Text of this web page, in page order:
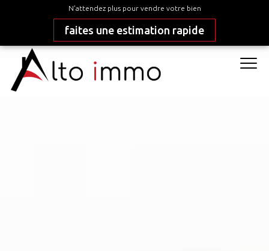
N'attendez plus pour vendre votre bien
faites une estimation rapide